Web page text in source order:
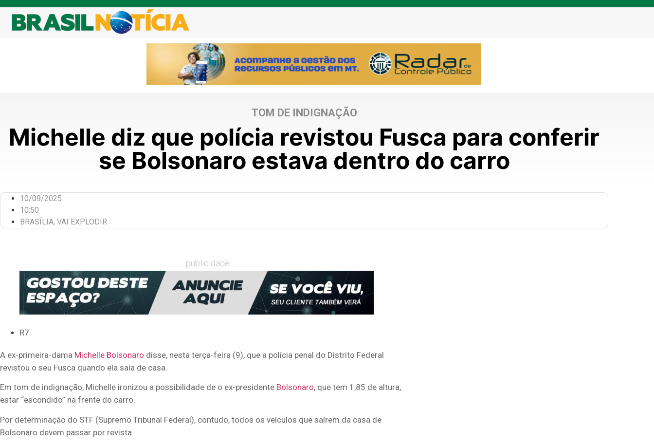
TOM DE INDIGNAÇÃO
Michelle diz que polícia revistou Fusca para conferir
se Bolsonaro estava dentro do carro
10/09/2025
10:50
BRASÍLIA, VAI EXPLODIR
publicidade
R7
A ex-primeira-dama Michelle Bolsonaro disse, nesta terça-feira (9), que a polícia penal do Distrito Federal
revistou o seu Fusca quando ela saía de casa.
Em tom de indignação, Michelle ironizou a possibilidade de o ex-presidente Bolsonaro, que tem 1,85 de altura,
estar “escondido” na frente do carro.
Por determinação do STF (Supremo Tribunal Federal), contudo, todos os veículos que saírem da casa de
Bolsonaro devem passar por revista.